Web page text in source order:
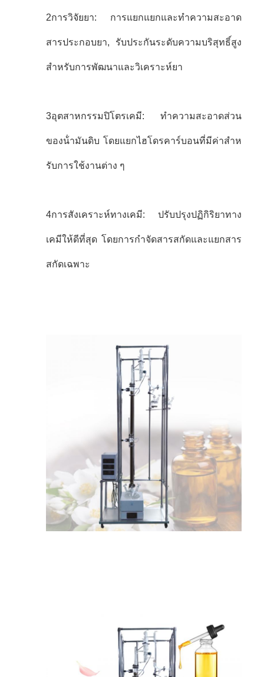
2การวิจัยยา: การแยกแยกและทําความสะอาด
สารประกอบยา, รับประกันระดับความบริสุทธิ์สูง
สําหรับการพัฒนาและวิเคราะห์ยา
3อุตสาหกรรมปิโตรเคมี: ทําความสะอาดส่วน
ของน้ํามันดิบ โดยแยกไฮโดรคาร์บอนที่มีค่าสําห
รับการใช้งานต่าง ๆ
4การสังเคราะห์ทางเคมี: ปรับปรุงปฏิกิริยาทาง
เคมีให้ดีที่สุด โดยการกําจัดสารสกัดและแยกสาร
สกัดเฉพาะ